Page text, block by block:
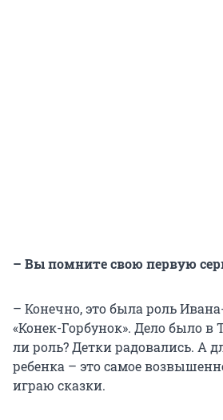
– Вы помните свою первую
– Конечно, это была роль
«Конек-Горбунок». Дело было в
ли роль? Детки радовались. А
ребенка – это самое
играю сказки.